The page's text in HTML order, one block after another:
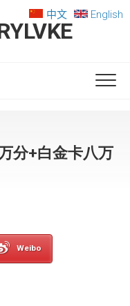
中文 English
分+白金卡八万
Weibo